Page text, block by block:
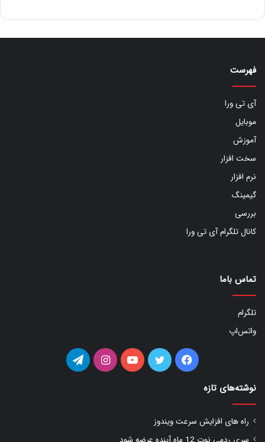
فهرست
آی تی ورا
موبایل
آموزش
سخت افزار
نرم افزار
گیمینگ
بررسی
کانال تلگرام آی تی ورا
تماس باما
تلگرام
واتس‌اپ
فیس توییتر یوتیوب اینستاگرامتلگرام
نوشته‌های تازه
راه های افزایش سرعت ویندوز